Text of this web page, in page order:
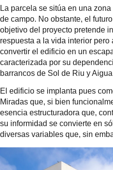
La parcela se sitúa en una
de campo. No obstante, el
objetivo del proyecto pretende
respuesta a la vida interior
convertir el edificio en un
caracterizada por su
barrancos de Sol de Riu y
El edificio se implanta pues
Miradas que, si bien
esencia estructuradora que,
su informidad se convierte en
diversas variables que, sin